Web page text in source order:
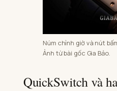
Núm chỉnh giờ và nút
Ảnh từ bài gốc Gia Bảo.
QuickSwitch và